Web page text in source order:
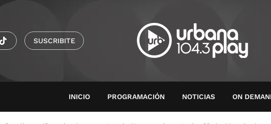
SUSCRIBITE
INICIO PROGRAMACIÓN NOTICIAS ON